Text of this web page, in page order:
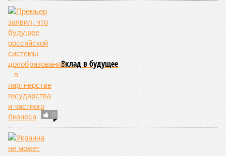
и кропотливо созданную человеком инфраструктуру.
Учитывая то, что пожары начинают становиться чуть ли не
ежегодной реальностью на фоне глобального потепления,
год за годом их будет всё больше, и здесь уже среди
прочего в большой опасности Европа. Небывалая жара,
зафиксированная в этом и прошлом годах в Италии и во
Франции, тому лучшее подтверждение.
Есть в перечне A-Z Animals и экзотика, впрочем, не менее
смертоносная. Это, в частности, «лимнические
извержения», о которых мало кто слышал. Речь идёт о
явлениях, когда большое количество углекислого газа
внезапно вырывается из глубин озёр, образуя невидимое
удушающее газовое облако, которое безжалостно убивает
людей и животных. Катастрофа на озере Ньос в Камеруне